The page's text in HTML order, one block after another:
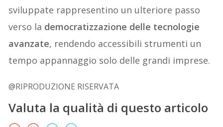
sviluppate rappresentino un ulteriore passo
verso la democratizzazione delle tecnologie
avanzate, rendendo accessibili strumenti un
tempo appannaggio solo delle grandi imprese.
@RIPRODUZIONE RISERVATA
Valuta la qualità di questo articolo